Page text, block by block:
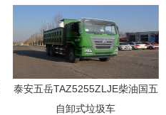
泰安五岳TAZ5255ZLJE柴油国五
自卸式垃圾车